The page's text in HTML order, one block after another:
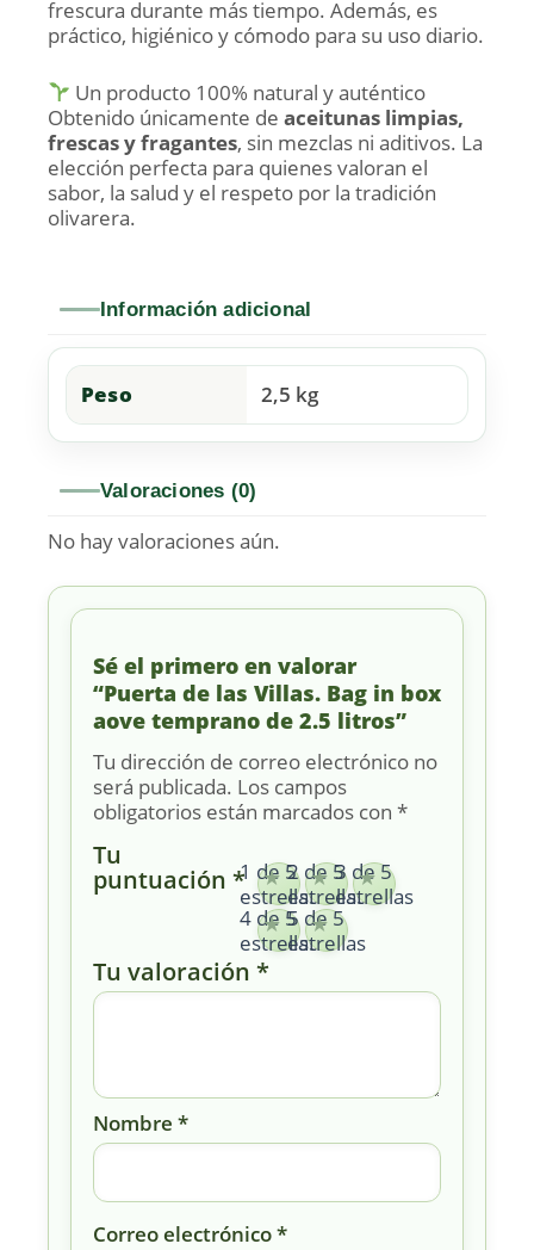
frescura durante más tiempo. Además, es
práctico, higiénico y cómodo para su uso diario.
Un producto 100% natural y auténtico
Obtenido únicamente de aceitunas limpias,
frescas y fragantes, sin mezclas ni aditivos. La
elección perfecta para quienes valoran el
sabor, la salud y el respeto por la tradición
olivarera.
Información adicional
Peso 2,5 kg
Valoraciones (0)
No hay valoraciones aún.
Sé el primero en valorar
“Puerta de las Villas. Bag in box
aove temprano de 2.5 litros”
Tu dirección de correo electrónico no
será publicada. Los campos
obligatorios están marcados con *
Tu
puntuación *1 de 5
estrellas
2 de 5
estrellas
3 de 5
estrellas
4 de 5
estrellas
5 de 5
estrellas
Tu valoración *
Nombre *
Correo electrónico*